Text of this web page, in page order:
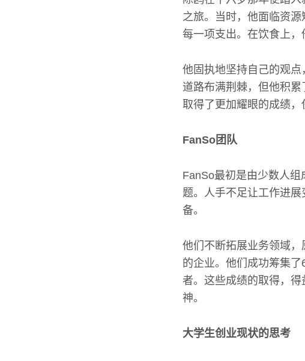
之旅。当时，他面临资
每一项支出。在饮食上，
他固执地坚持自己的观
道路布满荆棘，但他积
取得了更加耀眼的成绩，
FanSo团队
FanSo最初是由少数人组
题。人手不足让工作进
备。
他们不断拓展业务领域
的企业。他们成功筹集
者。这些成绩的取得，
神。
大学生创业现状的思考